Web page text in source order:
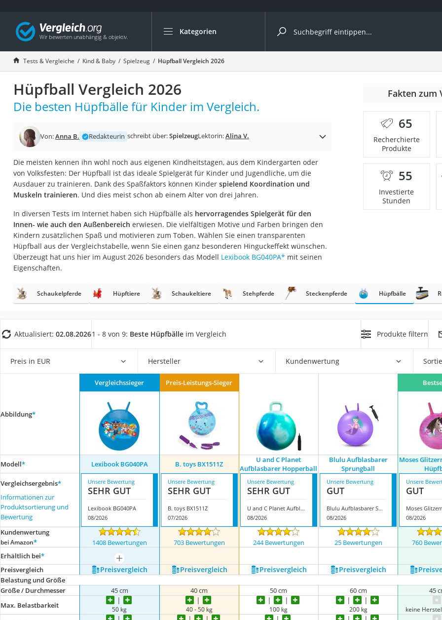
Kategorien
Die beliebtesten Vergleiche nach Kategorie
Kind & Baby
Babyphone mit 2 Kameras
Walkie-Talkie Kinder
Kindermatratzen
Rollschuhe für Kinder
Laufrad
Kinderschubkarre
Babyschlafsack
Kinderuhr
Babyphone
Treppenschutzgitter
Kindersitz ab 4 Jahren
Ferngesteuertes Auto
Kindersitz 15–36 kg
Barfußschuhe Kinder
Service
Tests & Vergleiche Kind & Baby Spielzeug Hüpfball Vergleich 2026
Hüpfball Vergleich 2026
Die besten Hüpfbälle für Kinder im Vergleich.
Von:Anna B. Redakteurin schreibt über:SpielzeugLektorin:Alina V.
Die meisten kennen ihn wohl noch aus eigenen Kindheitstagen, aus dem Kindergarten oder
von Volksfesten: Der Hüpfball ist das ideale Spielgerät für Kinder und Jugendliche, um die
Ausdauer zu trainieren. Dank des Spaßfaktors können Kinder spielend Koordination und
Muskeln trainieren. Und dies meist schon ab einem Alter von drei Jahren.
In diversen Tests im Internet haben sich Hüpfbälle als hervorragendes Spielgerät für den
Innen- wie auch den Außenbereich erwiesen. Die vielfältigen Motive und Farben bringen den
Kindern zusätzlichen Spaß und motivieren zum Toben. Wählen Sie einen transparenten
Hüpfball aus der Vergleichstabelle, wenn Sie einen ganz besonderen Hinguckeffekt wünschen.
Überzeugt hat uns hier im August 2026 besonders das Modell Lexibook BG040PA* mit seinen
Eigenschaften.
Fakten zum
65
Recherchierte
Produkte
55
Investierte
Stunden
Schaukelpferde Hüpftiere Schaukeltiere Stehpferde Steckenpferde Hüpfbälle
Aktualisiert: 02.08.20261 - 8 von 9: Beste Hüpfbälle im Vergleich Produkte filtern
Preis in EUR Hersteller Kundenwertung
Abbildung*
Vergleichssieger Preis-Leistungs-Sieger
Modell* Lexibook BG040PA B. toys BX1511Z
U and C Planet
Aufblasbarer Hopperball
Blulu Aufblasbarer
Sprungball
Moses
Vergleichsergebnis*
Informationen zur
Produktsortierung und
Bewertung
Unsere Bewertung
SEHR GUT
Lexibook BG040PA
08/2026
Unsere Bewertung
SEHR GUT
B. toys BX1511Z
07/2026
Unsere Bewertung
SEHR GUT
U and C Planet Aufblasbarer Hopperball
08/2026
Unsere Bewertung
GUT
Blulu Aufblasbarer Sprungball
08/2026
Unsere
GUT
08/2026
Kundenwertung
bei Amazon* 1408 Bewertungen 703 Bewertungen 244 Bewertungen 25 Bewertungen 760
Erhältlich bei*
mehr anzeigen
Preis­vergleich
Preis­vergleich Preis­vergleich Preis­vergleich Preis­vergleich
Belastung und Größe
Größe / Durchmesser
45 cm 40 cm 50 cm 60 cm 45
Max. Belastbarkeit
50 kg 40 - 50 kg 100 kg 200 kg keine